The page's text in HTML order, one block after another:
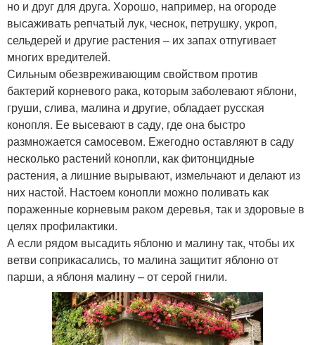
но и друг для друга. Хорошо, например, на огороде
высаживать репчатый лук, чеснок, петрушку, укроп,
сельдерей и другие растения – их запах отпугивает
многих вредителей.
Сильным обезвреживающим свойством против
бактерий корневого рака, которым заболевают яблони,
груши, слива, малина и другие, обладает русская
конопля. Ее высевают в саду, где она быстро
размножается самосевом. Ежегодно оставляют в саду
несколько растений конопли, как фитонцидные
растения, а лишние вырывают, измельчают и делают из
них настой. Настоем конопли можно поливать как
пораженные корневым раком деревья, так и здоровые в
целях профилактики.
А если рядом высадить яблоню и малину так, чтобы их
ветви соприкасались, то малина защитит яблоню от
парши, а яблоня малину – от серой гнили.